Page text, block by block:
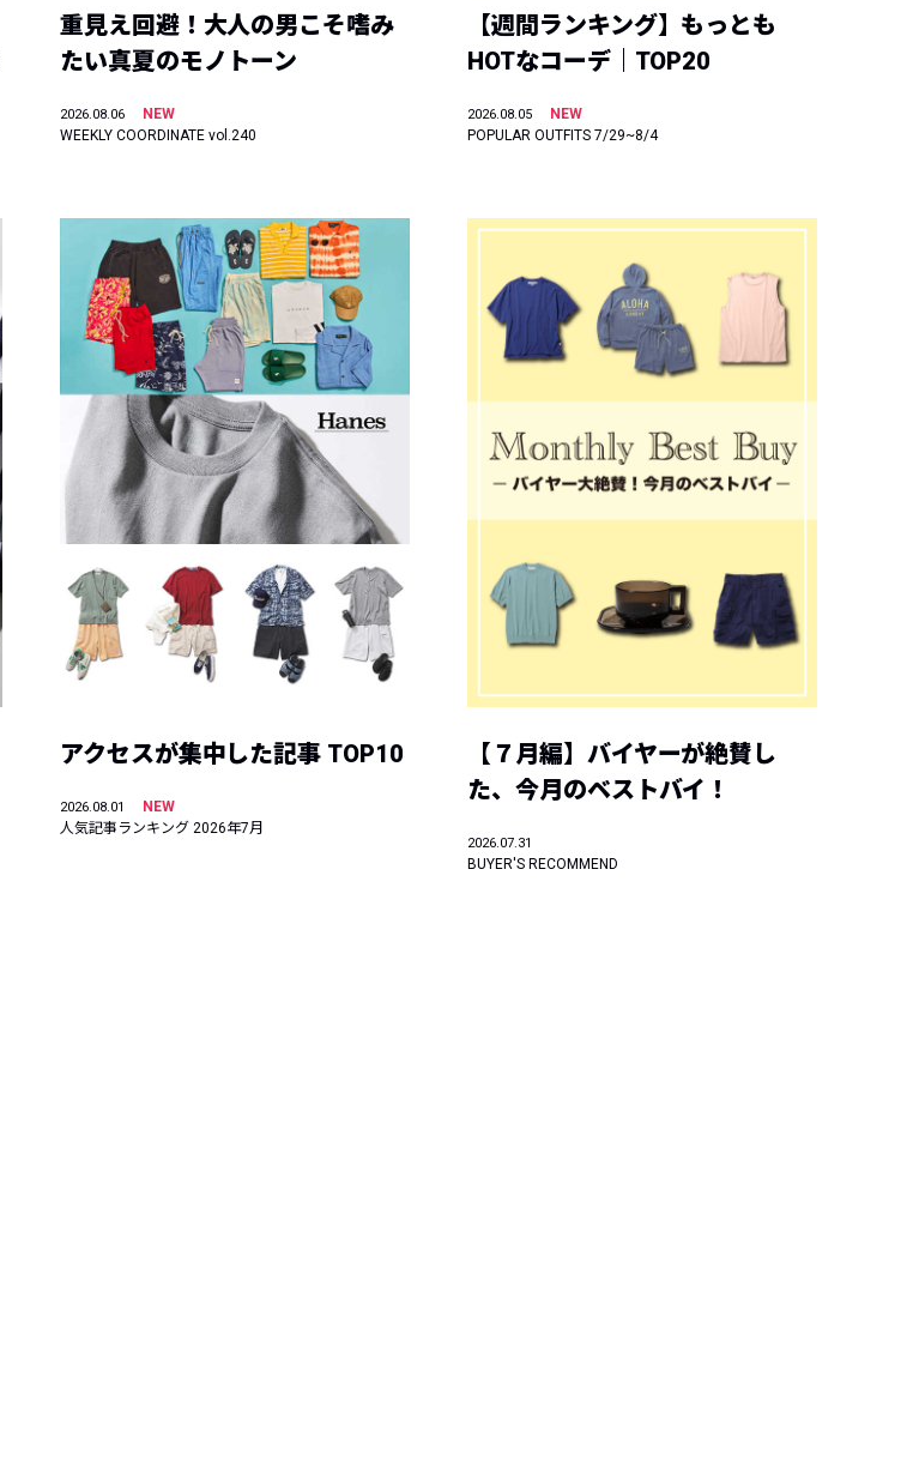
重見え回避！大人の男こそ嗜み
たい真夏のモノトーン
2026.08.06
NEW
WEEKLY COORDINATE vol.240
【週間ランキング】もっとも
HOTなコーデ｜TOP20
2026.08.05
NEW
POPULAR OUTFITS 7/29~8/4
アクセスが集中した記事 TOP10
2026.08.01
NEW
人気記事ランキング 2026年7月
【７月編】バイヤーが絶賛し
た、今月のベストバイ！
2026.07.31
BUYER'S RECOMMEND